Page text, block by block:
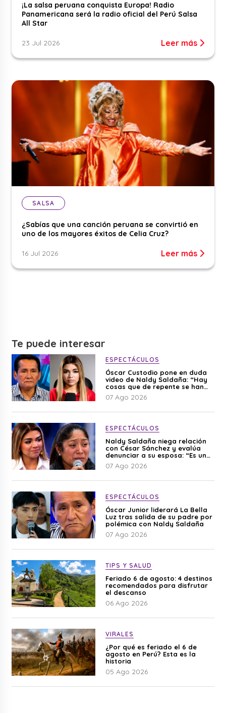
¡La salsa peruana conquista Europa! Radio
Panamericana será la radio oficial del Perú Salsa
All Star
23 Jul 2026 Leer más
SALSA
¿Sabías que una canción peruana se convirtió en
uno de los mayores éxitos de Celia Cruz?
16 Jul 2026 Leer más
Te puede interesar
ESPECTÁCULOS
Óscar Custodio pone en duda
video de Naldy Saldaña: “Hay
cosas que de repente se han
editado”
07 Ago 2026
ESPECTÁCULOS
Naldy Saldaña niega relación
con César Sánchez y evalúa
denunciar a su esposa: “Es una
difamación”
07 Ago 2026
ESPECTÁCULOS
Óscar Junior liderará La Bella
Luz tras salida de su padre por
polémica con Naldy Saldaña
07 Ago 2026
TIPS Y SALUD
Feriado 6 de agosto: 4 destinos
recomendados para disfrutar
el descanso
06 Ago 2026
VIRALES
¿Por qué es feriado el 6 de
agosto en Perú? Esta es la
historia
05 Ago 2026